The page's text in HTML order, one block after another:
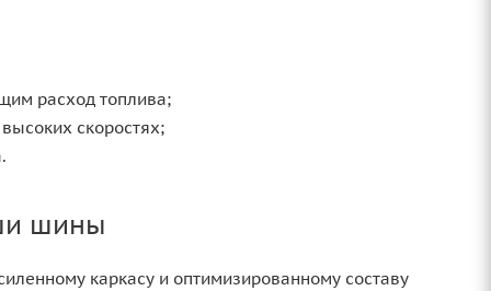
расход топлива;
скоростях;
шины
каркасу и оптимизированному составу